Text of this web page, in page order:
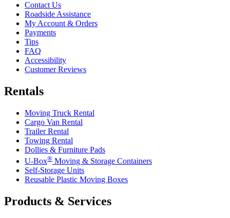
Contact Us
Roadside Assistance
My Account & Orders
Payments
Tips
FAQ
Accessibility
Customer Reviews
Rentals
Moving Truck Rental
Cargo Van Rental
Trailer Rental
Towing Rental
Dollies & Furniture Pads
U-Box® Moving & Storage Containers
Self-Storage Units
Reusable Plastic Moving Boxes
Products & Services